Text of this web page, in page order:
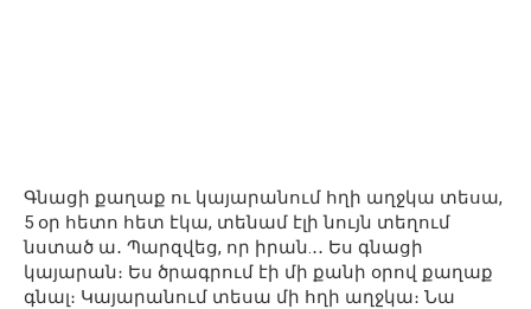
Գնացի քաղաք ու կայարանում հղի աղջկա տեսա,
5 օր հետո հետ էկա, տենամ էլի նույն տեղում
նստած ա․ Պարզվեց, որ իրան.․․ Ես գնացի
կայարան։ Ես ծրագրում էի մի քանի օրով քաղաք
գնալ։ Կայարանում տեսա մի հղի աղջկա։ Նա